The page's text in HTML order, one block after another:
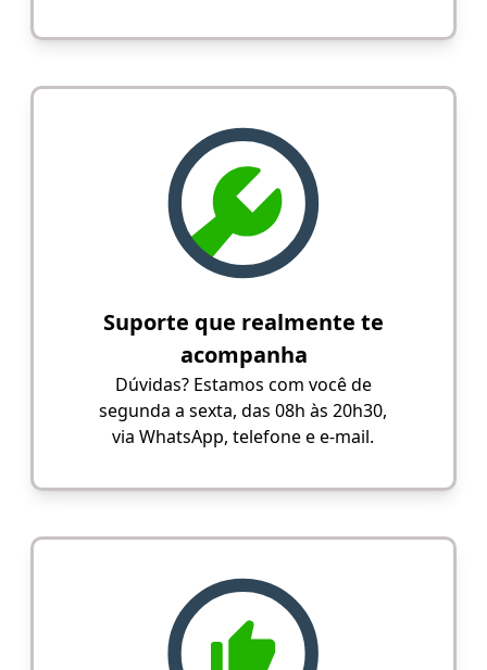
Suporte que realmente te
acompanha
Dúvidas? Estamos com você de
segunda a sexta, das 08h às 20h30,
via WhatsApp, telefone e e-mail.